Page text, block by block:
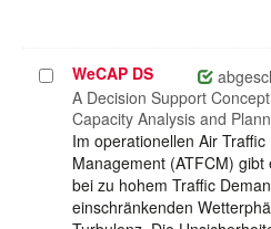
Projekt
auswählen
WeCAP DS
A Decision Support
Capacity Analysis and
Im operationellen Air
Management (ATFCM)
bei zu hohem Traffic
einschränkenden